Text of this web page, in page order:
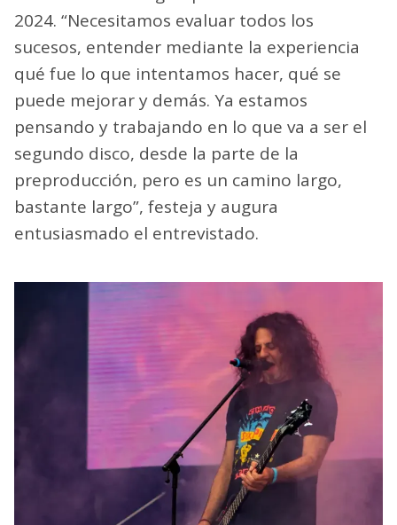
2024. “Necesitamos evaluar todos los
sucesos, entender mediante la experiencia
qué fue lo que intentamos hacer, qué se
puede mejorar y demás. Ya estamos
pensando y trabajando en lo que va a ser el
segundo disco, desde la parte de la
preproducción, pero es un camino largo,
bastante largo”, festeja y augura
entusiasmado el entrevistado.